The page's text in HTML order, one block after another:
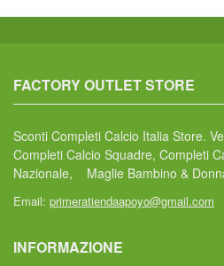
FACTORY OUTLET STORE
Sconti Completi Calcio Italia Store.
Completi Calcio Squadre, Completi
Nazionale, Maglie Bambino &
Email: primeratiendaapoyo@gmail.com
INFORMAZIONE